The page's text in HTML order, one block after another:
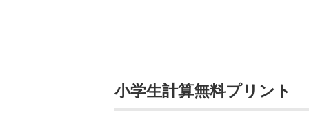
小学生計算無料プリント